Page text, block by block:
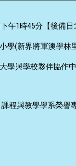
午1時45分【後備
學(新界將軍澳學林
學與學校夥伴協作
程與教學學系榮譽